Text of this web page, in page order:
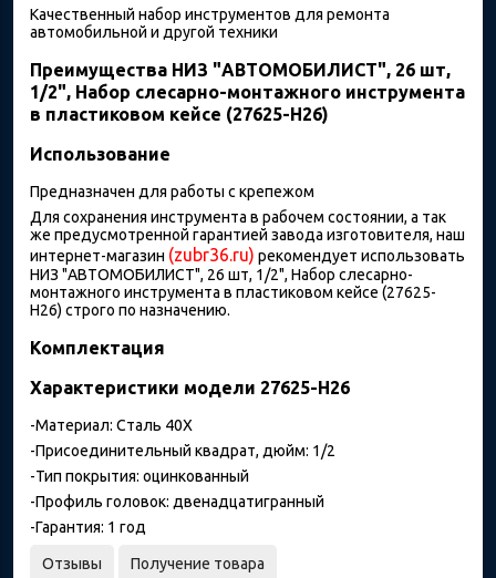
Качественный набор инструментов для ремонта
автомобильной и другой техники
Преимущества НИЗ "АВТОМОБИЛИСТ", 26 шт,
1/2", Набор слесарно-монтажного инструмента
в пластиковом кейсе (27625-H26)
Использование
Предназначен для работы с крепежом
Для сохранения инструмента в рабочем состоянии, а так
же предусмотренной гарантией завода изготовителя, наш
интернет-магазин (zubr36.ru) рекомендует использовать
НИЗ "АВТОМОБИЛИСТ", 26 шт, 1/2", Набор слесарно-
монтажного инструмента в пластиковом кейсе (27625-
H26) строго по назначению.
Комплектация
Характеристики модели 27625-H26
-Материал: Сталь 40Х
-Присоединительный квадрат, дюйм: 1/2
-Тип покрытия: оцинкованный
-Профиль головок: двенадцатигранный
-Гарантия: 1 год
Отзывы Получение товара